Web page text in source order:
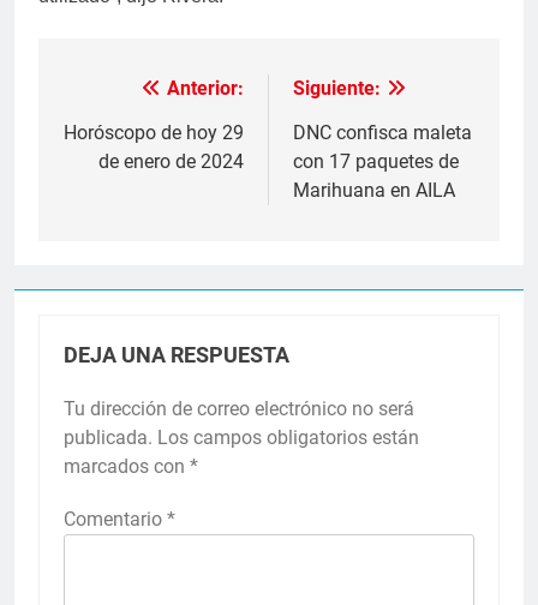
Navegación
de
Anterior:
Horóscopo de hoy 29
de enero de 2024
Siguiente:
DNC confisca maleta
con 17 paquetes de
Marihuana en AILA
DEJA UNA RESPUESTA
Tu dirección de correo electrónico no será
publicada. Los campos obligatorios están
marcados con *
Comentario *